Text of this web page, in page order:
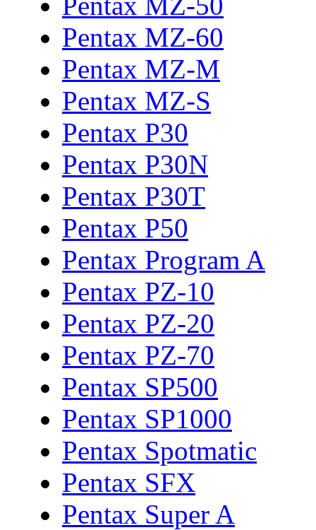
Pentax MZ-60
Pentax MZ-M
Pentax MZ-S
Pentax P30
Pentax P30N
Pentax P30T
Pentax P50
Pentax Program A
Pentax PZ-10
Pentax PZ-20
Pentax PZ-70
Pentax SP500
Pentax SP1000
Pentax Spotmatic
Pentax SFX
Pentax Super A